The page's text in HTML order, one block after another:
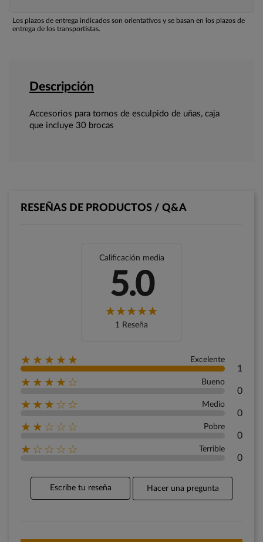
Los plazos de entrega indicados son orientativos y se basan en los plazos de
entrega de los transportistas.
Descripción
Accesorios para tornos de esculpido de uñas, caja
que incluye 30 brocas
RESEÑAS DE PRODUCTOS / Q&A
Calificación media
5.0
1 Reseña
★★★★★ Excelente
1
★★★★☆ Bueno
0
★★★☆☆ Medio
0
★★☆☆☆ Pobre
0
★☆☆☆☆ Terrible
0
Escribe tu reseña Hacer una pregunta